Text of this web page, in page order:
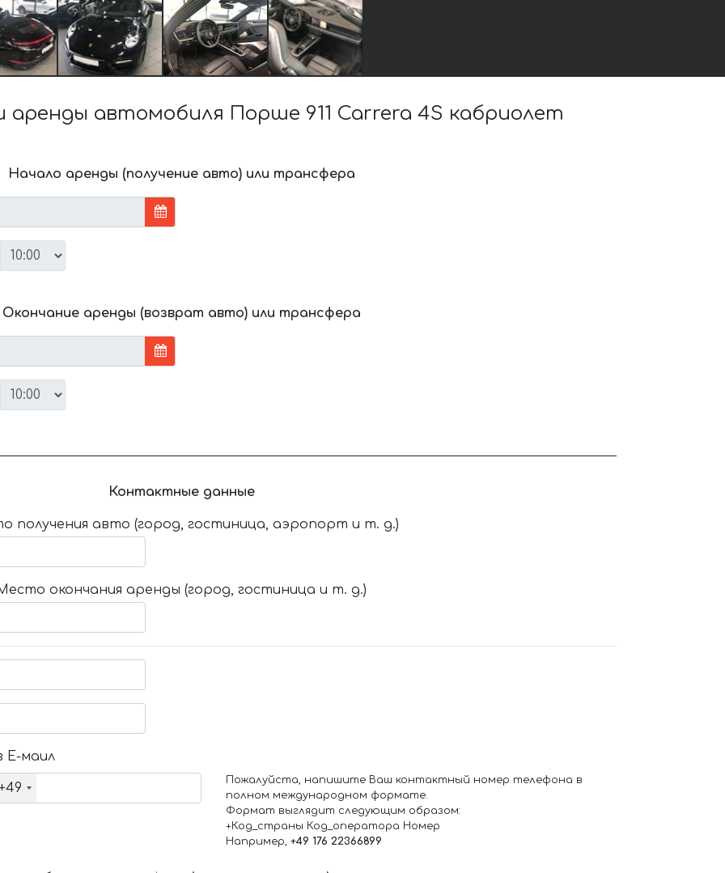
автомобиля Порше 911 Carrera 4S кабриолет
Начало аренды (получение авто) или трансфера
Окончание аренды (возврат авто) или трансфера
Контактные данные
получения авто (город, гостиница, аэропорт и т. д.)
окончания аренды (город, гостиница и т. д.)
Е-маил
Пожалуйста, напишите Ваш контактный номер телефона в
полном международном формате.
Формат выглядит следующим образом:
+Код_страны Код_оператора Номер
Например, +49 176 22366899